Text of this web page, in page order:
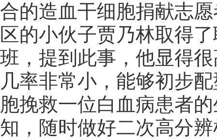
合的造血干细胞捐献志
区的小伙子贾乃林取得
班，提到此事，他显得
几率非常小，能够初步
胞挽救一位白血病患者
知，随时做好二次高分